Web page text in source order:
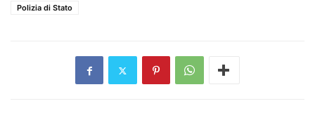
Polizia di Stato